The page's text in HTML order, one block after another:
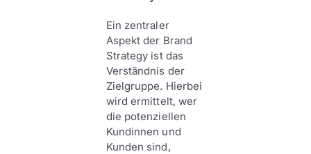
Ein zentraler
Aspekt der Brand
Strategy ist das
Verständnis der
Zielgruppe. Hierbei
wird ermittelt, wer
die potenziellen
Kundinnen und
Kunden sind,